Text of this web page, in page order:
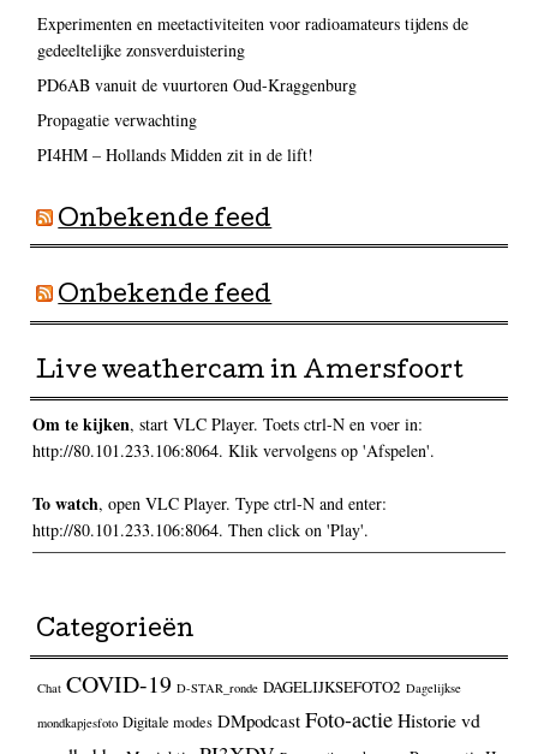
Experimenten en meetactiviteiten voor radioamateurs tijdens de
gedeeltelijke zonsverduistering
PD6AB vanuit de vuurtoren Oud-Kraggenburg
Propagatie verwachting
PI4HM – Hollands Midden zit in de lift!
Onbekende feed
Onbekende feed
Live weathercam in Amersfoort
Om te kijken, start VLC Player. Toets ctrl-N en voer in:
http://80.101.233.106:8064. Klik vervolgens op 'Afspelen'.
To watch, open VLC Player. Type ctrl-N and enter:
http://80.101.233.106:8064. Then click on 'Play'.
Categorieën
Chat COVID-19 D-STAR_ronde DAGELIJKSEFOTO2 Dagelijkse
mondkapjesfoto Digitale modes DMpodcast Foto-actieHistorie vd